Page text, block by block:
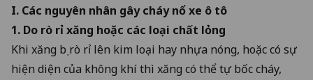
I. Các nguyên nhân gây cháy nổ xe ô tô
1. Do rò rỉ xăng hoặc các loại chất lỏng
Khi xăng bị rò rỉ lên kim loại hay nhựa nóng, hoặc có sự
hiện diện của không khí thì xăng có thể tự bốc cháy,